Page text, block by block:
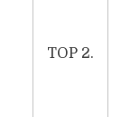
TOP 2.